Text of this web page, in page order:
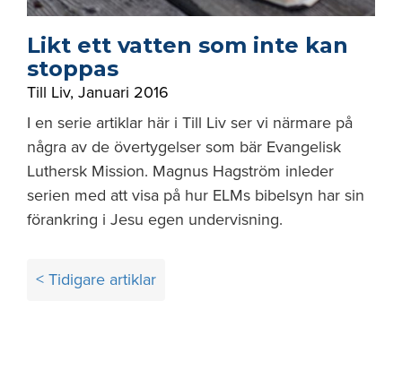
Likt ett vatten som inte kan
stoppas
Till Liv, Januari 2016
I en serie artiklar här i Till Liv ser vi närmare på
några av de övertygelser som bär Evangelisk
Luthersk Mission. Magnus Hagström inleder
serien med att visa på hur ELMs bibelsyn har sin
förankring i Jesu egen undervisning.
Inläggsnavigering
< Tidigare artiklar